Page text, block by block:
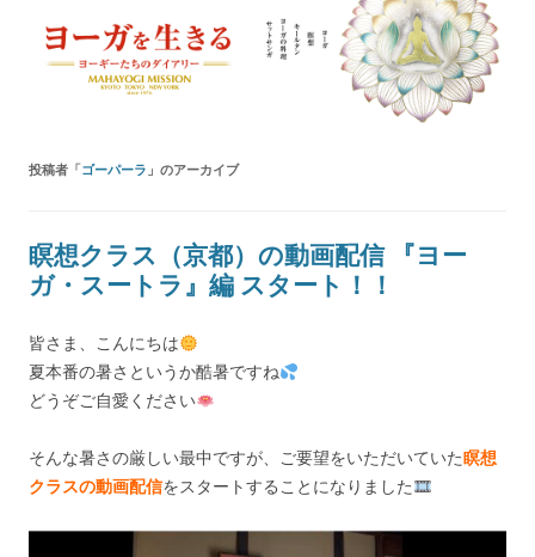
ヨーガを生きる — MAHAYOGI
MISSION ブログ
投稿者「ゴーパーラ 」のアーカイブ
瞑想クラス（京都）の動画配信 『ヨー
ガ・スートラ』編 スタート！！
皆さま、こんにちは
夏本番の暑さというか酷暑ですね
どうぞご自愛ください
そんな暑さの厳しい最中ですが、ご要望をいただいていた瞑想
クラスの動画配信をスタートすることになりました